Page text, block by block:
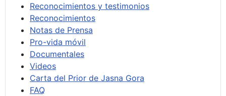
Reconocimientos y testimonios
Reconocimientos
Notas de Prensa
Pro-vida móvil
Documentales
Videos
Carta del Prior de Jasna Gora
FAQ